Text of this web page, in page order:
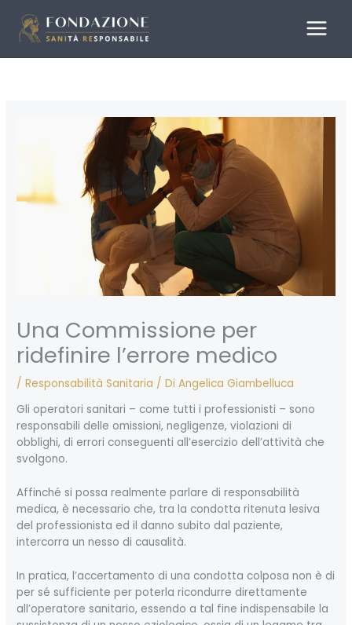
contenuto
Una Commissione per
ridefinire l’errore medico
/Responsabilità Sanitaria / DiAngelica Giambelluca
Gli operatori sanitari – come tutti i professionisti – sono
responsabili delle omissioni, negligenze, violazioni di
obblighi, di errori conseguenti all’esercizio dell’attività che
svolgono.
Affinché si possa realmente parlare di responsabilità
medica, è necessario che, tra la condotta ritenuta lesiva
del professionista ed il danno subito dal paziente,
intercorra un nesso di causalità.
In pratica, l’accertamento di una condotta colposa non è di
per sé sufficiente per poterla ricondurre direttamente
all’operatore sanitario, essendo a tal fine indispensabile la